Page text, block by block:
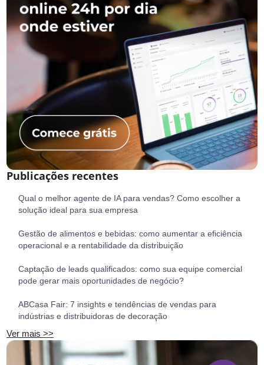
Publicações recentes
Qual o melhor agente de IA para vendas? Como escolher a
solução ideal para sua empresa
Gestão de alimentos e bebidas: como aumentar a eficiência
operacional e a rentabilidade da distribuição
Captação de leads qualificados: como sua equipe comercial
pode gerar mais oportunidades de negócio?
ABCasa Fair: 7 insights e tendências de vendas para
indústrias e distribuidoras de decoração
Ver mais >>